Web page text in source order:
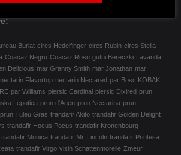
Burlat cires Hedelfinger cires Rubin cires Stella
Coacaz Negru Coacaz Rosu gutui Bereczki Lavanda
Delicious mar Granny Smith mar Jonathan mar
nectarin Flavortop nectarin Nectared par Bosc KOBAK
par Williams piersic Cardinal piersic Dixired prun
Lepotica prun d'Agen prun Nectarina prun
prun Tuleu Gras trandafir Akito trandafir Golden Delight
trandafir Hocus Pocus trandafir Kronenbourg
trandafir Monica trandafir Mr. Lincoln trandafir Printesa
trandafir Virgo visin Schattenmorelle Zmeur